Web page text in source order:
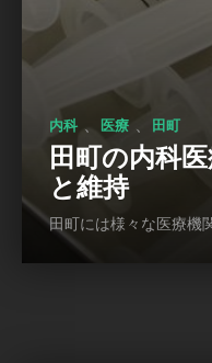
内科 医療 田町
田町の内科
と維持
田町には様々な医療機